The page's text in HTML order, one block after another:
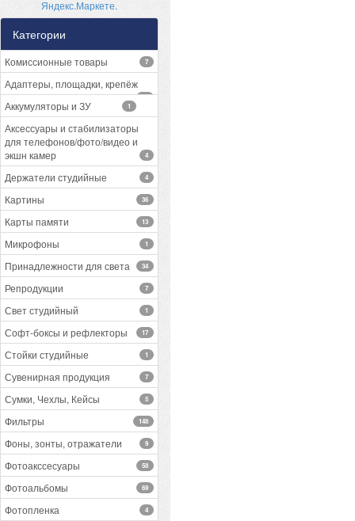
Категории
Комиссионные товары 7
Адаптеры, площадки, крепёж
13
Аккумуляторы и ЗУ 1
Аксессуары и стабилизаторы
для телефонов/фото/видео и
экшн камер
4
Держатели студийные 4
Картины 36
Карты памяти 13
Микрофоны 1
Принадлежности для света 34
Репродукции 7
Свет студийный 1
Софт-боксы и рефлекторы 17
Стойки студийные 1
Сувенирная продукция 7
Сумки, Чехлы, Кейсы 5
Фильтры 148
Фоны, зонты, отражатели 9
Фотоакссесуары 58
Фотоальбомы 69
Фотопленка 4